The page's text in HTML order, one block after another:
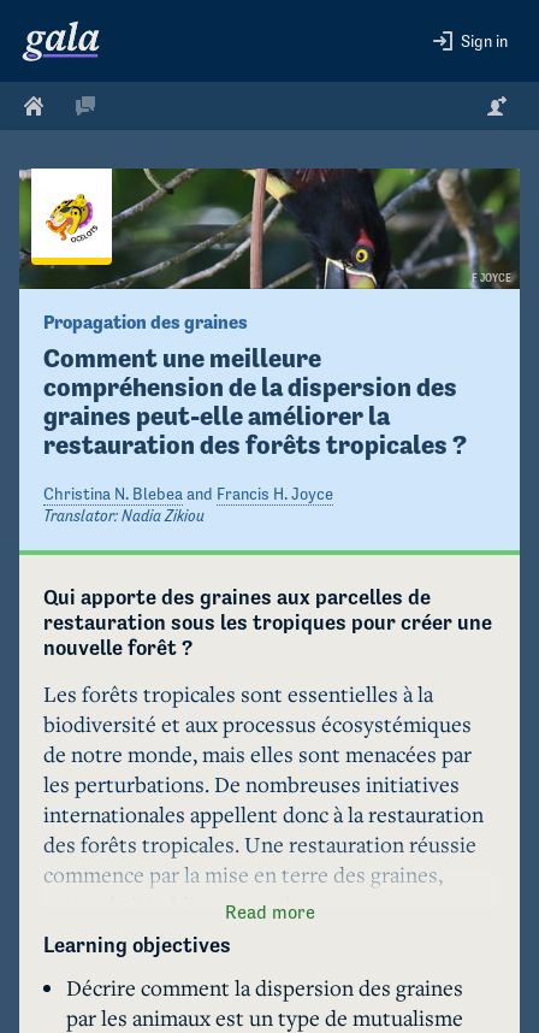
Sign in
F JOYCE
Propagation des graines
Comment une meilleure
compréhension de la dispersion des
graines peut-elle améliorer la
restauration des forêts tropicales ?
Christina N. Blebea and Francis H. Joyce
Translator:Nadia Zikiou
Qui apporte des graines aux parcelles de
restauration sous les tropiques pour créer une
nouvelle forêt ?
Les forêts tropicales sont essentielles à la
biodiversité et aux processus écosystémiques
de notre monde, mais elles sont menacées par
les perturbations. De nombreuses initiatives
internationales appellent donc à la restauration
des forêts tropicales. Une restauration réussie
commence par la mise en terre des graines,
suivie de l'établissement des graines.
Les animaux peuvent améliorer l'efficacité de la
restauration en aidant à l'arrivée et à
l'établissement des graines. Ce module explore
la dispersion primaire et secondaire des graines
Read more
Learning objectives
Décrire comment la dispersion des graines
par les animaux est un type de mutualisme